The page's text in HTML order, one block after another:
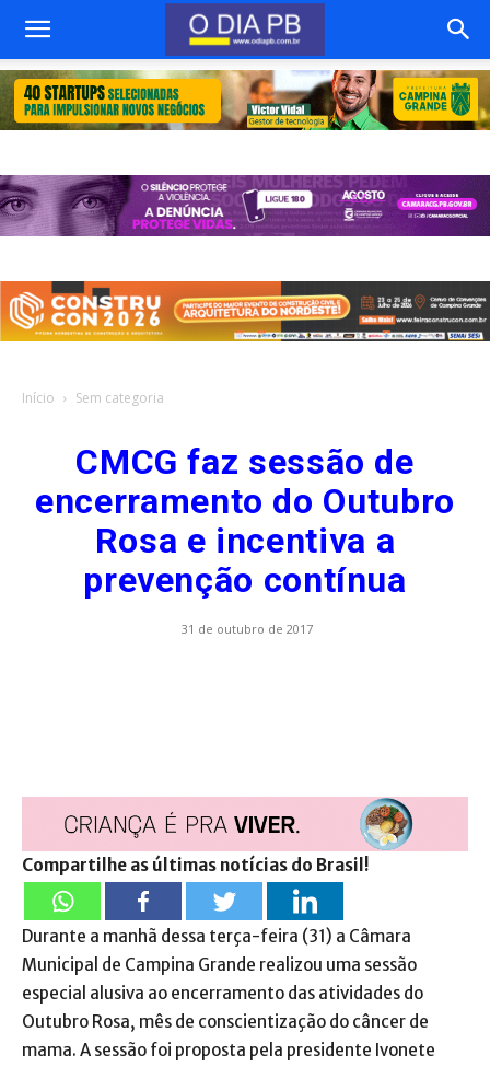
Início Sem categoria
CMCG faz sessão de
encerramento do Outubro
Rosa e incentiva a
prevenção contínua
31 de outubro de 2017
Compartilhe as últimas notícias do Brasil!
Durante a manhã dessa terça-feira (31) a Câmara
Municipal de Campina Grande realizou uma sessão
especial alusiva ao encerramento das atividades do
Outubro Rosa, mês de conscientização do câncer de
mama. A sessão foi proposta pela presidente Ivonete